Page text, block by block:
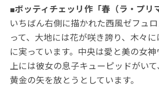
■ボッティチェッリ作「春（ラ・プリ
いちばん右側に描かれた西風ゼフュ
って、大地には花が咲き誇り、木々
に実っています。中央は愛と美の女
上には彼女の息子キューピッドがい
黄金の矢を放とうとしています。